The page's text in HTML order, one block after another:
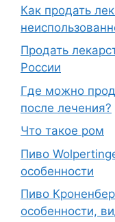
Как продать
Продать
России
Где можно
после лечения?
Что такое ром
Пиво
особенности
Пиво
особенности,